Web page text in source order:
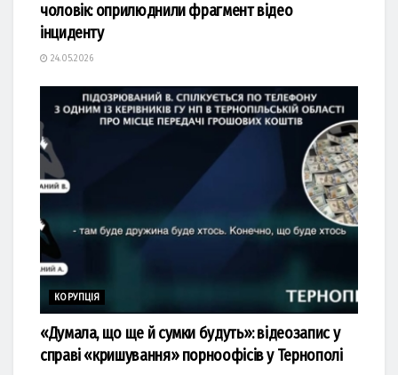
чоловік: оприлюднили фрагмент відео
інциденту
24.05.2026
КОРУПЦІЯ
«Думала, що ще й сумки будуть»: відеозапис у
справі «кришування» порноофісів у Тернополі